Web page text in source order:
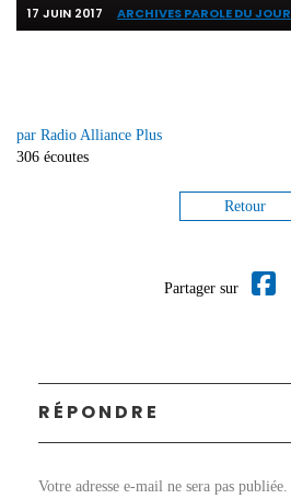
17 JUIN 2017 ARCHIVES PAROLE DU JOUR
par Radio Alliance Plus
306 écoutes
Retour
Partager sur
RÉPONDRE
Votre adresse e-mail ne sera pas publiée.